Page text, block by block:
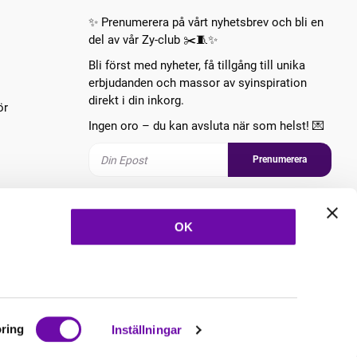
Inställningar
OK
✨ Prenumerera på vårt nyhetsbrev och bli en
del av vår Zy-club ✂️🧵✨
Bli först med nyheter, få tillgång till unika
erbjudanden och massor av syinspiration
direkt i din inkorg.
Ingen oro – du kan avsluta när som helst! 💌
Prenumerera
Copyright © 2026 ZannaZ Skapad med